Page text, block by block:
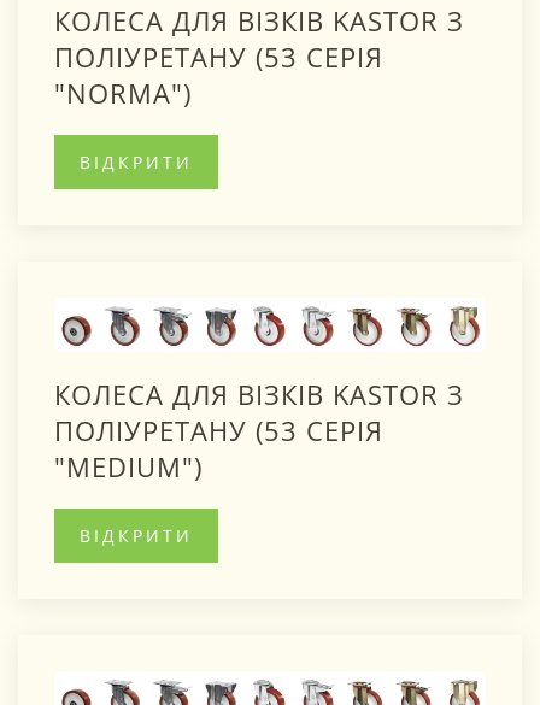
КОЛЕСА ДЛЯ ВІЗКІВ KASTOR З
ПОЛІУРЕТАНУ (53 СЕРІЯ
"NORMA")
ВІДКРИТИ
КОЛЕСА ДЛЯ ВІЗКІВ KASTOR З
ПОЛІУРЕТАНУ (53 СЕРІЯ
"MEDIUM")
ВІДКРИТИ